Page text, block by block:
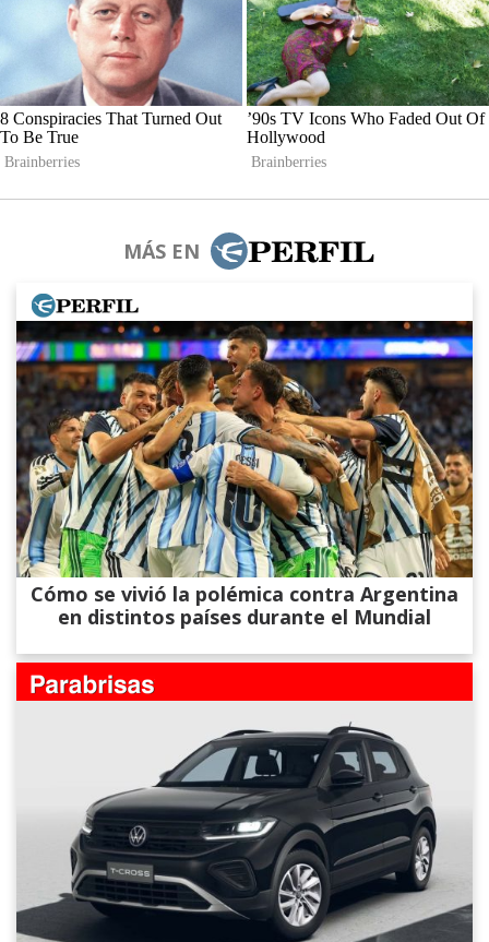
MÁS EN
Cómo se vivió la polémica contra Argentina
en distintos países durante el Mundial